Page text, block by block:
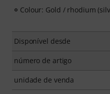
Colour: Gold / rhodium
Disponível desde
número de artigo
unidade de venda